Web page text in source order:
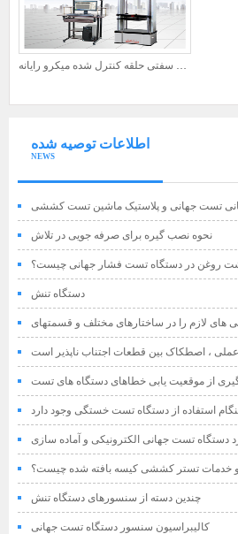
اطلاعات توصیه شده
NEWS
تست جهانی و پلاستیک ماشین تست کششی
نحوه نصب گیره برای صرفه جویی در تلاش
روغن در دستگاه تست فشار جهانی چیست؟
دستگاه تنش
های لازم را در ساختارهای مختلف و قسمتهای
دستگاه آزمایش خستگی انجام دهند
از موقعیت یابی خطاهای دستگاه های تست
جهانی الکترونیکی
استفاده از دستگاه تست خستگی وجود دارد
دستگاه تست جهانی الکترونیکی و آماده سازی
قبل از عمل
و خدمات تستر کششی کیسه بافته شده چیست؟
چندین دسته از سنسورهای دستگاه تنش
کالیبراسیون سنسور دستگاه تست جهانی